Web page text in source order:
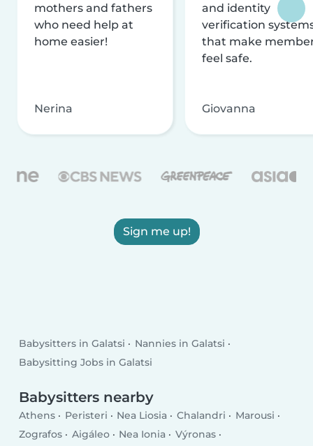
mothers and fathers
who need help at
home easier!
Nerina
and identity
verification
that make
feel safe.
Giovanna
Sign me up!
Babysitters in Galatsi
Nannies in Galatsi
Babysitting Jobs in Galatsi
Babysitters nearby
Athens Peristeri Nea Liosia Chalandri
Marousi
Zografos
Aigáleo Nea Ionia
Výronas